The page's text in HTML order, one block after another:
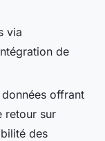
via
de
offrant
retour sur
des